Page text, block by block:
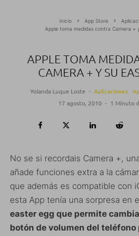
Inicio App Store
Apple toma medidas contra Camera +
APPLE TOMA
CAMERA + Y SU
Yolanda Luque Loste · Aplicaciones
17 agosto, 2010 · 1 Minuto
No se si recordais Camera +,
añade funciones extra a la
que además es compatible con
esta App tenía una sorpresa en
easter egg que permite
botón de volumen del